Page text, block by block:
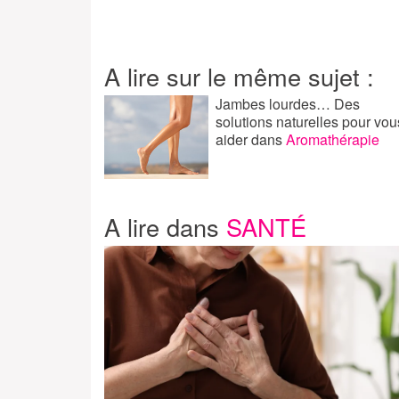
A lire sur le même sujet :
Jambes lourdes… Des
solutions naturelles pour
aiderdansAromathérapie
A lire dans SANTÉ